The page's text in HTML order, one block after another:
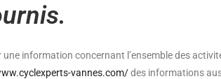
information concernant l’ensemble des
vannes.com/des informations